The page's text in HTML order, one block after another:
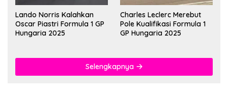
Lando Norris Kalahkan
Oscar Piastri Formula 1 GP
Hungaria 2025
Charles Leclerc Merebut
Pole Kualifikasi Formula 1
GP Hungaria 2025
Selengkapnya